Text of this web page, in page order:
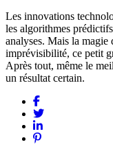
Les innovations
les algorithmes
analyses. Mais la magie
imprévisibilité, ce petit
Après tout, même le
un résultat certain.